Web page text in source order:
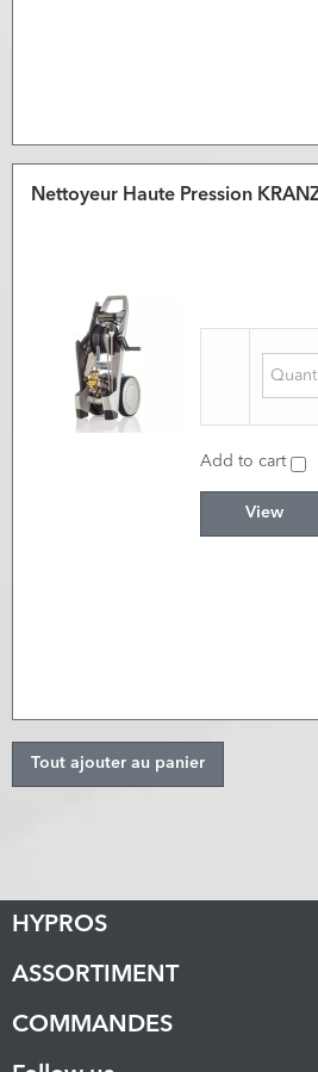
Nettoyeur Haute Pression
Add to cart
View
Tout ajouter au panier
HYPROS
ASSORTIMENT
COMMANDES